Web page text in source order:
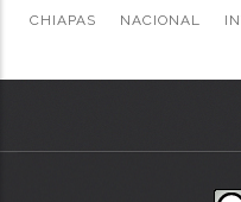
CHIAPAS NACIONAL